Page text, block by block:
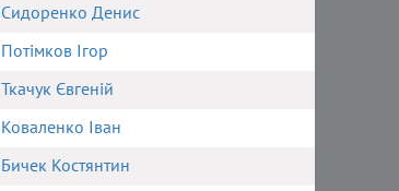
Сидоренко Денис
Потімков Ігор
Ткачук Євгеній
Коваленко Іван
Бичек Костянтин